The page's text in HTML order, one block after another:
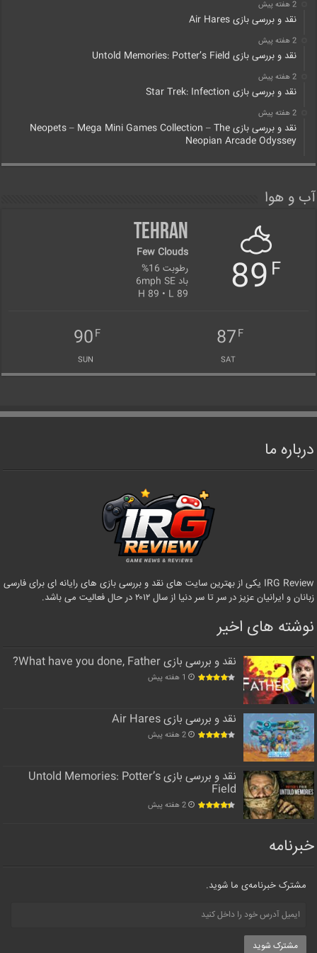
2 هفته پیش
نقد و بررسی بازی Air Hares
2 هفته پیش
نقد و بررسی بازی Untold Memories: Potter’s Field
2 هفته پیش
نقد و بررسی بازی Star Trek: Infection
2 هفته پیش
نقد و بررسی بازی Neopets – Mega Mini Games Collection – The
Neopian Arcade Odyssey
آب و هوا
89 F
Tehran
Few Clouds
رطوبت 16%
باد 6mph SE
H 89 • L 89
87F
SAT
90F
SUN
درباره ما
IRG Review یکی از بهترین سایت های نقد و بررسی بازی های رایانه ای برای فارسی
زبانان و ایرانیان عزیز در سر تا سر دنیا از سال ۲۰۱۲ در حال فعالیت می باشد.
نوشته های اخیر
نقد و بررسی بازی What have you done, Father?
1 هفته پیش
نقد و بررسی بازی Air Hares
2 هفته پیش
نقد و بررسی بازی Untold Memories: Potter’s
Field
2 هفته پیش
خبرنامه
مشترک خبرنامه‌ی ما شوید.